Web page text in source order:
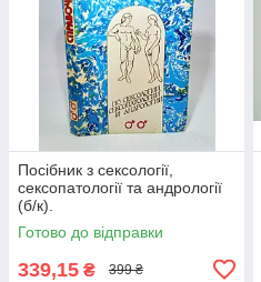
Посібник з сексології,
сексопатології та андрології
(б/к).
Готово до відправки
339,15 ₴ 399 ₴